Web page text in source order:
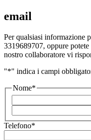
email
Per qualsiasi informazione
3319689707, oppure
nostro collaboratore vi
"*" indica i campi
Nome*
Telefono*